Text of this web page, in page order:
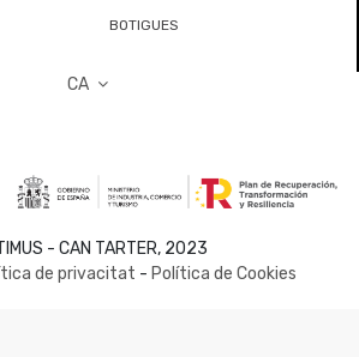
BOTIGUES
CA
- CAN TARTER, 2023
de privacitat - Política de Cookies